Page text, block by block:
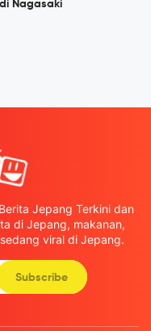
Nagasaki
Jepang Terkini dan
di Jepang, makanan,
viral di Jepang.
Subscribe